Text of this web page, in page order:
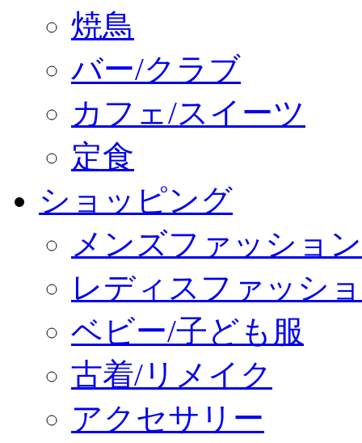
焼鳥
バー/クラブ
カフェ/スイーツ
定食
ショッピング
メンズファッション
レディスファッシ
ベビー/子ども服
古着/リメイク
アクセサリー